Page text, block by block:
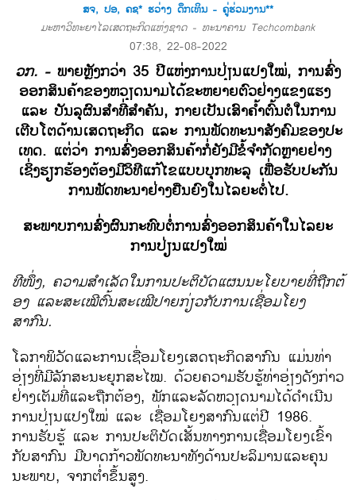
ສຈ, ປອ, ຄຊ* ຮວ່າງ ດຶກເທິນ - ຄູ່ຮ່ວມງານ**
ມະຫາວິທະຍາໄລເສດຖະກິດແຫ່ງຊາດ - ທະນາຄານ Techcombank
07:38, 22-08-2022
ວກ. -ພາຍຫຼັງ​ກວ່າ 35 ປີ​ແຫ່ງ​ການ​ປ່ຽນ​ແປງ​ໃໝ່, ການ​ສົ່ງ​
ອອກ​ສິນຄ້າ​ຂອງຫວຽດນາມ​ໄດ້​ຂະຫຍາຍຕົວຢ່າງ​ແຂງ​ແຮງ ​
ແລະ ບັນລຸ​ຜົນສຳທີ່ສຳຄັນ, ກາຍ​ເປັນ​ເສົາ​ຄ້ຳ​ຕົ້ນ​ຕໍ​ໃນ​ການ​
ເຕີບ​ໂຕ​ດ້ານ​ເສດ​ຖະ​ກິດ ແລະ ​ການ​ພັດ​ທະ​ນາ​ສັງຄົມ​ຂອງ​ປະ​
ເທດ​. ​ແຕ່​ວ່າ ການ​ສົ່ງ​ອອກ​ສິນຄ້າກໍ່​ຍັງ​ມີ​ຂໍ້​ຈຳກັດ​ຫຼາຍ​ຢ່າງ ​
ເຊິ່ງຮຽກຮ້ອງ​ຕ້ອງ​ມີ​ວິທີ​ແກ້​ໄຂ​ແບບ​ບຸກທະລຸ ​ເພື່ອຮັບປະກັນ​
ການ​ພັດທະນາ​ຢ່າງ​ຍືນ​ຍົງ​ໃນ​ໄລຍະ​ຕໍ່​ໄປ.
ສະພາບ​ການ​ສົ່ງ​ຜົນ​ກະທົບ​ຕໍ່​ການ​ສົ່ງ​ອອກ​ສິນຄ້າ​ໃນ​ໄລຍະ
ການ​ປ່ຽນ​ແປງ​ໃໝ່
ທີ​ໜຶ່ງ, ຄວາມ​ສຳ​ເລັດ​ໃນ​ການ​ປະຕິບັດ​ແຜນ​ນະ​ໂຍບາຍ​ທີ່​ຖືກຕ້​
ອງ ​ແລະ​ສະ​ເໝີຕົ້ນ​ສະ​ເໝີ​ປາຍ​ກ່ຽວ​ກັບ​ການ​ເຊື່ອມ​ໂຍງ​
ສາກົນ.
​ໂລກາ​ພິວັດ​ແລະ​ການ​ເຊື່ອມ​ໂຍງ​​ເສດຖະກິດສາກົນ​ ແມ່ນ​ທ່າ​
ອ່ຽງທີ່​ມີ​ລັກສະນະ​ຍຸກ​ສະ​ໄໝ. ດ້ວຍ​ຄວາມ​ຮັບ​ຮູ້​ທ່າ​ອ່ຽງດັງ​ກ່າວ​
ຢ່າງ​ເຕັມທີ່​ແລະ​ຖືກຕ້ອງ, ພັກ​ແລະລັດ​ຫວຽດນາມ​ໄດ້​ດຳ​ເນີນ
ການ​ປ່ຽນ​ແປງ​ໃໝ່ ​ແລະ ​ເຊື່ອມ​ໂຍງ​ສາກົນ​ແຕ່​ປີ 1986.
ການ​ຮັບ​ຮູ້ ​ແລະ ການ​ປະຕິບັດ​ເສັ້ນທາງ​ການເຊື່ອມ​ໂຍງ​ເຂົ້າ​
ກັບ​ສາກົນ ​ມີ​ບາດກ້າວ​ພັດທະນາ​ທັງ​ດ້ານ​ປະລິມານ​ແລະ​ຄຸນ​
ນະພາ​ບ, ຈາກຕ່ຳຂຶ້ນ​ສູງ.